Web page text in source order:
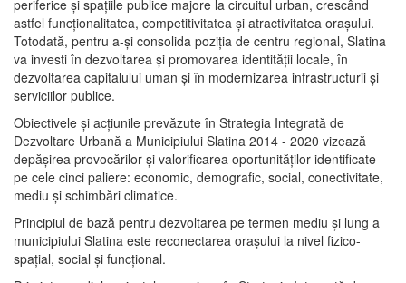
periferice şi spaţiile publice majore la circuitul urban, crescând
astfel funcţionalitatea, competitivitatea şi atractivitatea oraşului.
Totodată, pentru a-şi consolida poziţia de centru regional, Slatina
va investi în dezvoltarea şi promovarea identităţii locale, în
dezvoltarea capitalului uman şi în modernizarea infrastructurii şi
serviciilor publice.
Obiectivele şi acţiunile prevăzute în Strategia Integrată de
Dezvoltare Urbană a Municipiului Slatina 2014 - 2020 vizează
depășirea provocărilor şi valorificarea oportunităţilor identificate
pe cele cinci paliere: economic, demografic, social, conectivitate,
mediu şi schimbări climatice.
Principiul de bază pentru dezvoltarea pe termen mediu şi lung a
municipiului Slatina este reconectarea oraşului la nivel fizico-
spaţial, social şi funcţional.